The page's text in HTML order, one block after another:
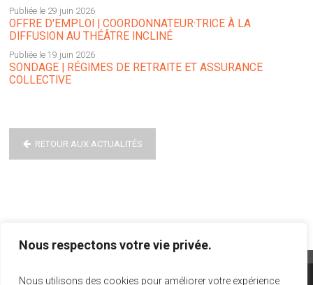
Nous respectons votre vie privée.
Nous utilisons des cookies pour améliorer votre expérience
Publiée le 29 juin 2026
OFFRE D'EMPLOI | COORDONNATEUR·TRICE À LA
DIFFUSION AU THÉÂTRE INCLINÉ
Publiée le 19 juin 2026
SONDAGE | RÉGIMES DE RETRAITE ET ASSURANCE
COLLECTIVE
RETOUR AUX ACTUALITÉS
info@act-theatre.ca |1 866 348-8960